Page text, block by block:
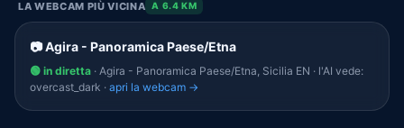
LA WEBCAM PIÙ VICINA A 6.4 KM
📷 Agira - Panoramica Paese/Etna
🟢 in diretta · Agira - Panoramica Paese/Etna, Sicilia EN · l'AI vede:
overcast_dark · apri la webcam →